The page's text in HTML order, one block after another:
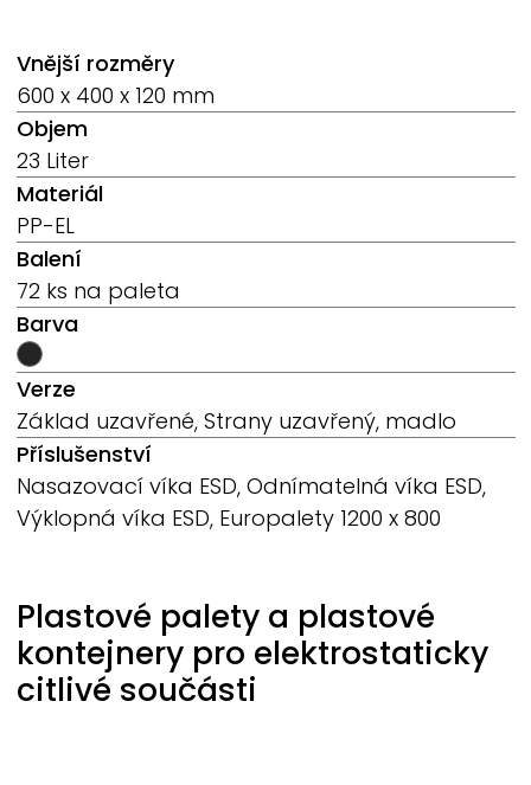
Vnější rozměry
600 x 400 x 120 mm
Objem
23 Liter
Materiál
PP-EL
Balení
72 ks na paleta
Barva
Verze
Základ uzavřené, Strany uzavřený, madlo
Příslušenství
Nasazovací víka ESD, Odnímatelná víka ESD,
Výklopná víka ESD, Europalety 1200 x 800
Plastové palety a plastové
kontejnery pro elektrostaticky
citlivé součásti